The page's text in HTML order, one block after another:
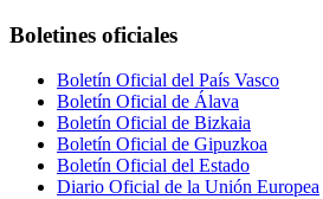
Boletines oficiales
Boletín Oficial del País Vasco
Boletín Oficial de Álava
Boletín Oficial de Bizkaia
Boletín Oficial de Gipuzkoa
Boletín Oficial del Estado
Diario Oficial de la Unión Europea